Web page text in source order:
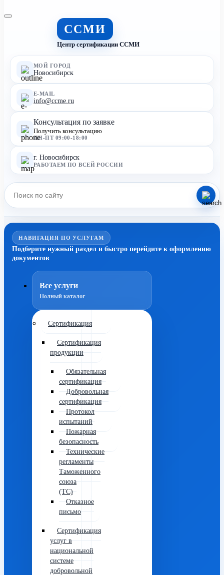
ССМИ
Центр сертификации ССМИ
МОЙ ГОРОД
Новосибирск
E-MAIL
info@ccme.ru
Консультация по заявке
Получить консультацию
ПН-ПТ 09:00-18:00
г. Новосибирск
РАБОТАЕМ ПО ВСЕЙ РОССИИ
НАВИГАЦИЯ ПО УСЛУГАМ
Подберите нужный раздел и быстро перейдите к оформлению
документов
Все услуги
Полный каталог
Сертификация
Сертификация
продукции
Обязательная
сертификация
Добровольная
сертификация
Протокол
испытаний
Пожарная
безопасность
Технические
регламенты
Таможенного
союза
(ТС)
Отказное
письмо
Сертификация
услуг в
национальной
системе
добровольной